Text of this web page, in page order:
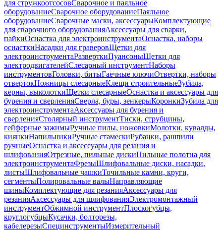
для стружкоотсосовСварочное и паяльное
оборудованиеСварочное оборудованиеПаяльное
оборудованиеСварочные маски, аксессуарыКомплектующие
для сварочного оборудованияАксессуары для сварки,
пайкиОснастка для электроинструментаОснастка, наборы
оснасткиНасадки для граверовЩетки для
электроинструментаРазверткиПуансоныЩетки для
электродвигателейСлесарный инструментНаборы
инструментовГоловки, битыГаечные ключиОтвертки, наборы
отвертокНожницы слесарныеКлещи строительныеЗубила,
керны, выколоткиЩетки слесарныеОснастка и аксессуары для
бурения и сверленияСверла, буры, зенкерыКоронкиЗубила для
электроинструментаАксессуары для бурения и
сверленияСтолярный инструментТиски, струбцины,
гейферные зажимыРучные пилы, ножовкиМолотки, кувалды,
киянкиНапильникиРучные стамескиРубанки, рашпили
ручныеОснастка и аксессуары для резания и
шлифованияОтрезные, пильные дискиПильные полотна для
электроинструментаФрезыШлифовальные диски, насадки,
листыШлифовальные чашкиТочильные камни, круги,
сегментыПолировальные валыНаправляющие
шиныКомплектующие для резанияАксессуары для
резанияАксессуары для шлифованияЭлектромонтажный
инструментОбжимной инструментПлоскогубцы,
круглогубцыКусачки, болторезы,
кабелерезыСпецинструментыИзмерительный